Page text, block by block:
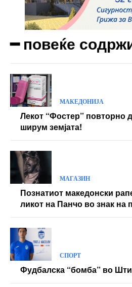
━ повеќе
МАКЕДОНИЈА
Лекот “Фостер” повторно
ширум земјата!
МАГАЗИН
Познатиот македонски
ликот на Панчо во знак на
СПОРТ
Фудбалска “бомба” во